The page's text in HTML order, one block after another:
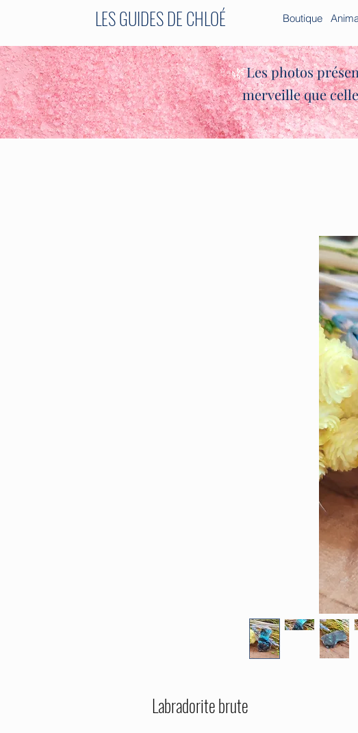
LES GUIDES DE CHLOÉ Boutique
✨🌿Les photos
merveille que
Labradorite brute